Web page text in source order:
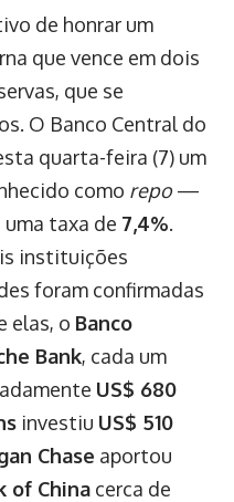
de honrar um
que vence em dois
que se
O Banco Central do
quarta-feira (7) um
como repo—
uma taxa de 7,4%.
instituições
foram confirmadas
elas, o Banco
Bank, cada um
US$ 680
investiu US$ 510
Chase aportou
of China cerca de